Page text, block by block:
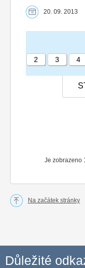
20. 09. 2013
Je zobrazeno
2
3 4
Na začátek stránky
Důležité